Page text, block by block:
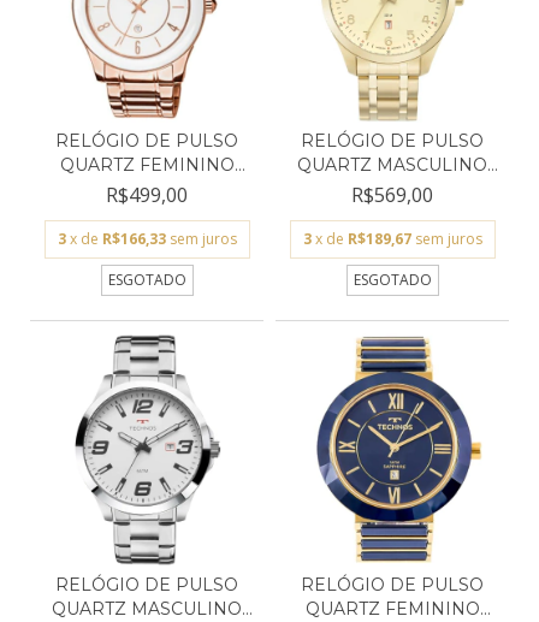
RELÓGIO DE PULSO
QUARTZ FEMININO
TECHNOS...
R$499,00
3 x de R$166,33 sem juros
ESGOTADO
RELÓGIO DE PULSO
QUARTZ MASCULINO
TECHNO...
R$569,00
3 x de R$189,67 sem juros
ESGOTADO
RELÓGIO DE PULSO
QUARTZ MASCULINO
RELÓGIO DE PULSO
QUARTZ FEMININO